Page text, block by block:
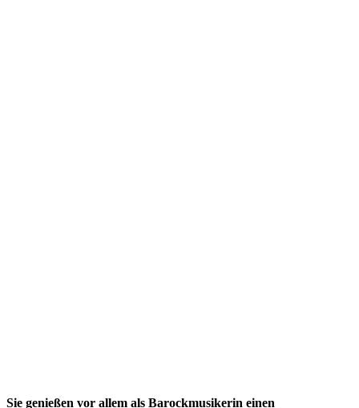
Sie genießen vor allem als Barockmusikerin einen